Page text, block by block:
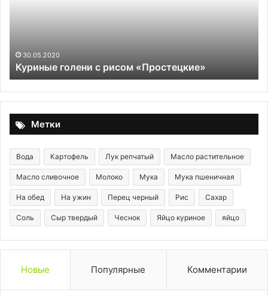
30.05.2020
Куриные голени с рисом «Простецкие»
Метки
Вода Картофель Лук репчатый Масло растительное
Масло сливочное Молоко Мука Мука пшеничная
На обед На ужин Перец черный Рис Сахар
Соль Сыр твердый Чеснок Яйцо куриное яйцо
Новые Популярные Комментарии